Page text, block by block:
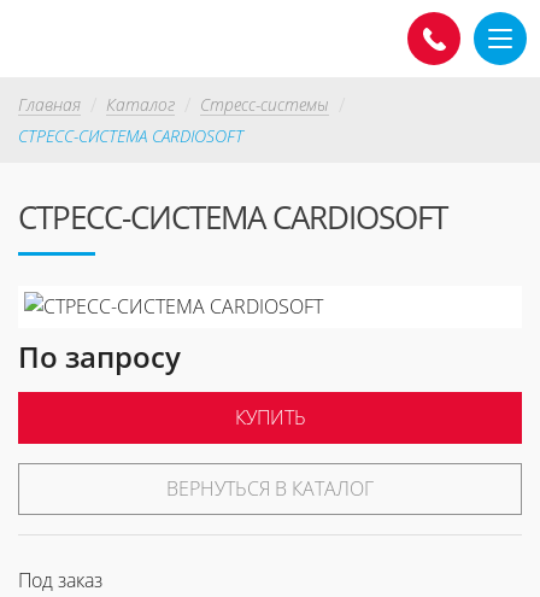
Главная Каталог
Стресс-системы
СТРЕСС-СИСТЕМА CARDIOSOFT
СТРЕСС-СИСТЕМА CARDIOSOFT
По запросу
КУПИТЬ
ВЕРНУТЬСЯ В КАТАЛОГ
Под заказ